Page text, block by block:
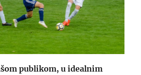
publikom, u idealnim